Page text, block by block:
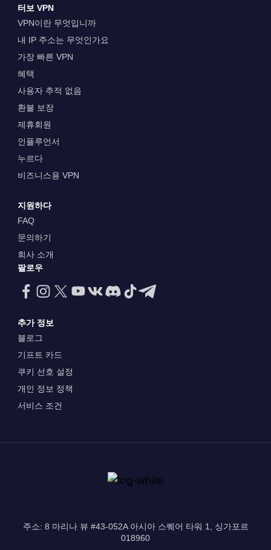
터보 VPN
VPN이란 무엇입니까
내 IP 주소는 무엇인가요
가장 빠른 VPN
혜택
사용자 추적 없음
환불 보장
제휴회원
인플루언서
누르다
비즈니스용 VPN
지원하다
FAQ
문의하기
회사 소개
팔로우
추가 정보
블로그
기프트 카드
쿠키 선호 설정
개인 정보 정책
서비스 조건
주소: 8 마리나 뷰 #43-052A 아시아 스퀘어 타워 1, 싱가포르
018960